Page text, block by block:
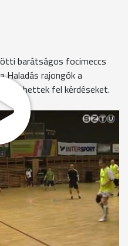
barátságos focimeccs
rajongók a
is tehettek fel kérdéseket.
a felkészülési
minden évben
közötti meccset, ami iránt
- akárcsak korábban -
fogadhattak el
csapat küzdött meg a
a "részvétel a
leginkább a
és Nagy Gáborral